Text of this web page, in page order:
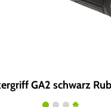
GA2 schwarz